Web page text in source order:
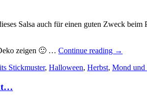
Salsa auch für einen guten Zweck
zeigen 🙂 … Continue reading „Zum
ohne
→
Stickmuster, Halloween, Herbst, Mond und